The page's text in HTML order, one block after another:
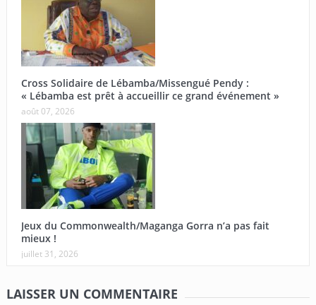
Cross Solidaire de Lébamba/Missengué Pendy :
« Lébamba est prêt à accueillir ce grand événement »
août 07, 2026
Jeux du Commonwealth/Maganga Gorra n’a pas fait
mieux !
juillet 31, 2026
LAISSER UN COMMENTAIRE